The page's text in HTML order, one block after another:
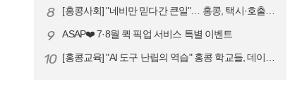
8 [홍콩사회] "네비만 믿다간 큰일"… 홍콩, 택시·호출차 통합 시험 도입…
9 ASAP❤️ 7·8월 퀵 픽업 서비스 특별 이벤트
10 [홍콩교육] "AI 도구 난립의 역습" 홍콩 학교들, 데이터 고립에 교육…